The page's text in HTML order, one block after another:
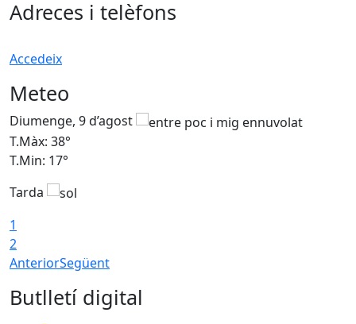
Adreces i telèfons
Accedeix
Meteo
Diumenge, 9 d’agost
T.Màx: 38°
T.Min: 17°
Tarda
1
2
AnteriorSegüent
Butlletí digital